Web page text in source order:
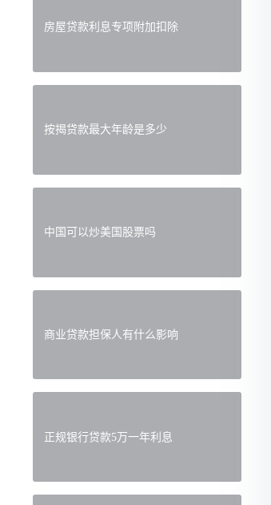
房屋贷款利息专项附加扣除
按揭贷款最大年龄是多少
中国可以炒美国股票吗
商业贷款担保人有什么影响
正规银行贷款5万一年利息